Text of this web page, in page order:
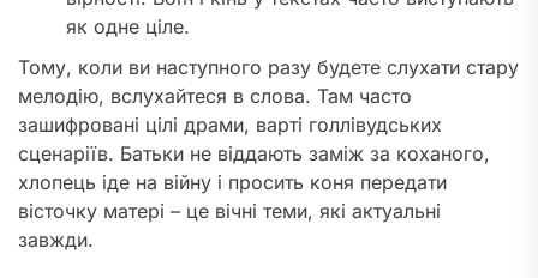
як одне ціле.
Тому, коли ви наступного разу будете слухати стару
мелодію, вслухайтеся в слова. Там часто
зашифровані цілі драми, варті голлівудських
сценаріїв. Батьки не віддають заміж за коханого,
хлопець іде на війну і просить коня передати
вісточку матері – це вічні теми, які актуальні
завжди.